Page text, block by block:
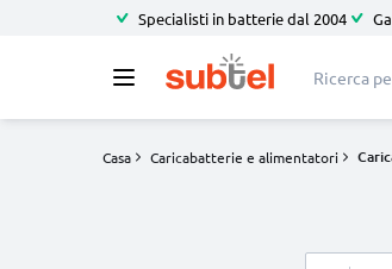
Specialisti in batterie dal 2004
Casa Caricabatterie e alimentatori